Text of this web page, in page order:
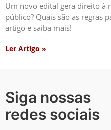
Um novo edital gera direito à
público? Quais são as regras
artigo e saiba mais!
Ler Artigo »
Siga nossas
redes sociais